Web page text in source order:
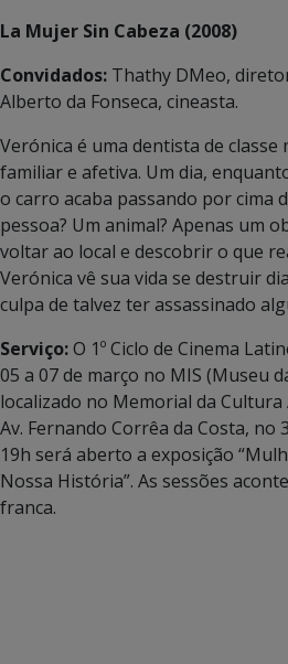
La Mujer Sin Cabeza (2008)
Convidados: Thathy DMeo,
Alberto da Fonseca, cineasta.
Verónica é uma dentista de classe
familiar e afetiva. Um dia,
o carro acaba passando por cima
pessoa? Um animal? Apenas um
voltar ao local e descobrir o que
Verónica vê sua vida se destruir
culpa de talvez ter assassinado
Serviço:O 1º Ciclo de Cinema
05 a 07 de março no MIS (Museu
localizado no Memorial da
Av. Fernando Corrêa da Costa, no
19h será aberto a exposição
Nossa História”. As sessões
franca.